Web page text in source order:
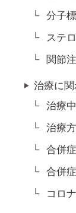
分子
ステ
関節
治療に
治療
治療
合併
合併
コロ